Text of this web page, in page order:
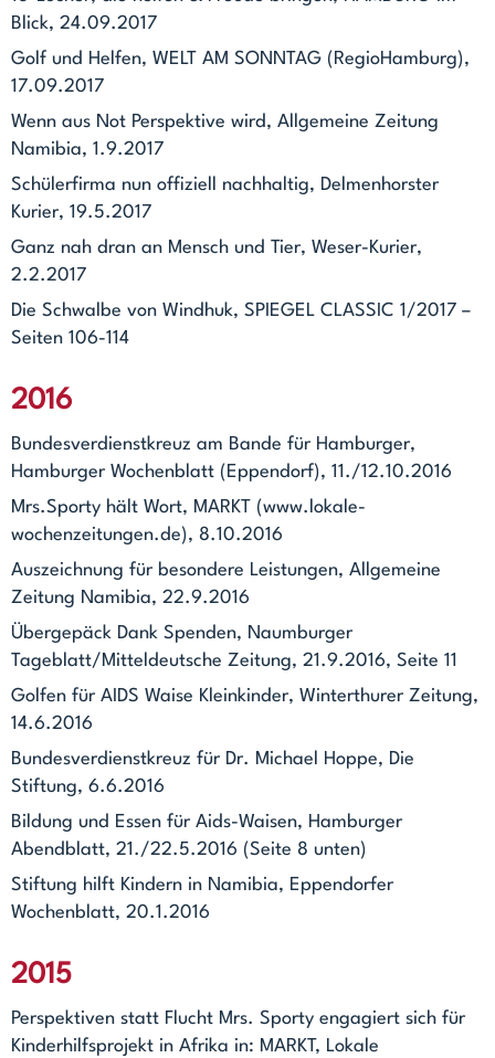
Blick, 24.09.2017
Golf und Helfen, WELT AM SONNTAG (RegioHamburg),
17.09.2017
Wenn aus Not Perspektive wird, Allgemeine Zeitung
Namibia, 1.9.2017
Schülerfirma nun offiziell nachhaltig, Delmenhorster
Kurier, 19.5.2017
Ganz nah dran an Mensch und Tier, Weser-Kurier,
2.2.2017
Die Schwalbe von Windhuk, SPIEGEL CLASSIC 1/2017 –
Seiten 106-114
2016
Bundesverdienstkreuz am Bande für Hamburger,
Hamburger Wochenblatt (Eppendorf), 11./12.10.2016
Mrs.Sporty hält Wort, MARKT (www.lokale-
wochenzeitungen.de), 8.10.2016
Auszeichnung für besondere Leistungen, Allgemeine
Zeitung Namibia, 22.9.2016
Übergepäck Dank Spenden, Naumburger
Tageblatt/Mitteldeutsche Zeitung, 21.9.2016, Seite 11
Golfen für AIDS Waise Kleinkinder, Winterthurer Zeitung,
14.6.2016
Bundesverdienstkreuz für Dr. Michael Hoppe, Die
Stiftung, 6.6.2016
Bildung und Essen für Aids-Waisen, Hamburger
Abendblatt, 21./22.5.2016 (Seite 8 unten)
Stiftung hilft Kindern in Namibia, Eppendorfer
Wochenblatt, 20.1.2016
2015
Perspektiven statt Flucht Mrs. Sporty engagiert sich für
Kinderhilfsprojekt in Afrika in: MARKT, Lokale